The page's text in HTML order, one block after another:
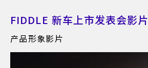
FIDDLE 新车上市发表会影片
产品形象影片